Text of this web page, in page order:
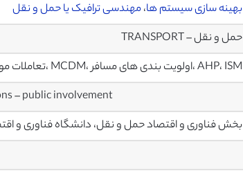
بهینه سازی سیستم ها،مهندسی ترافیک یا حمل و نقل
حمل و نقل – TRANSPORT
AHP، ISM ،اولویت بندی های مسافر ،MCDM ،تعاملات مولفه ای، مشارکت عمومی
– public involvement
بخش فناوری و اقتصاد حمل و نقل، دانشگاه فناوری و